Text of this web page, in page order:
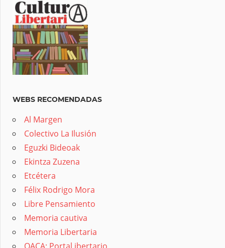
WEBS RECOMENDADAS
Al Margen
Colectivo La Ilusión
Eguzki Bideoak
Ekintza Zuzena
Etcétera
Félix Rodrigo Mora
Libre Pensamiento
Memoria cautiva
Memoria Libertaria